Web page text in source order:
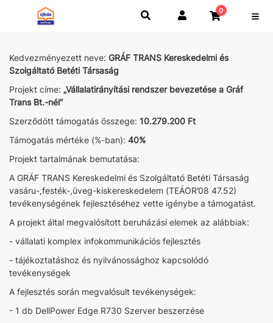
0
Kedvezményezett neve: GRÁF TRANS Kereskedelmi és
Szolgáltató Betéti Társaság
Projekt címe: „Vállalatirányítási rendszer bevezetése a Gráf
Trans Bt.-nél”
Szerződött támogatás összege: 10.279.200 Ft
Támogatás mértéke (%-ban): 40%
Projekt tartalmának bemutatása:
A GRÁF TRANS Kereskedelmi és Szolgáltató Betéti Társaság
vasáru-,festék-,üveg-kiskereskedelem (TEÁOR’08 47.52)
tevékenységének fejlesztéséhez vette igénybe a támogatást.
A projekt által megvalósított beruházási elemek az alábbiak:
- vállalati komplex infokommunikációs fejlesztés
- tájékoztatáshoz és nyilvánossághoz kapcsolódó
tevékenységek
A fejlesztés során megvalósult tevékenységek:
- 1 db DellPower Edge R730 Szerver beszerzése